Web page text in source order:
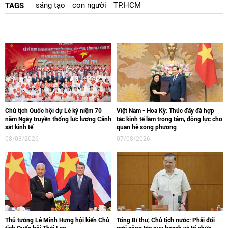
TAGS sáng tạo con người TP.HCM
Chủ tịch Quốc hội dự Lễ kỷ niệm 70
năm Ngày truyền thống lực lượng Cảnh
sát kinh tế
08/08/2026
Việt Nam - Hoa Kỳ: Thúc đẩy đà hợp
tác kinh tế làm trọng tâm, động lực cho
quan hệ song phương
07/08/2026
Thủ tướng Lê Minh Hưng hội kiến Chủ
Tổng Bí thư, Chủ tịch nước: Phải đổi